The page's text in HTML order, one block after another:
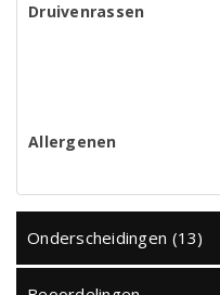
Druivenrassen
Allergenen
Onderscheidingen (13)